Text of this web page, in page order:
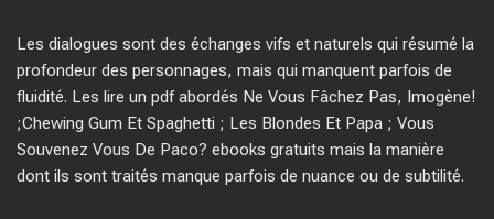
Les dialogues sont des échanges vifs et naturels qui résumé la
profondeur des personnages, mais qui manquent parfois de
fluidité. Les lire un pdf abordés Ne Vous Fâchez Pas, Imogène!
;Chewing Gum Et Spaghetti ; Les Blondes Et Papa ; Vous
Souvenez Vous De Paco? ebooks gratuits mais la manière
dont ils sont traités manque parfois de nuance ou de subtilité.